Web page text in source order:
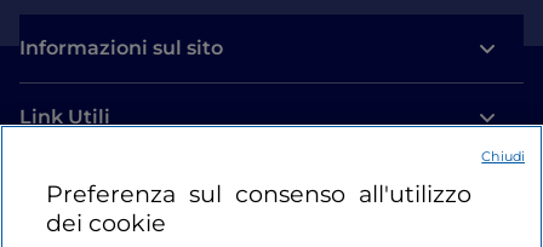
Informazioni sul sito
Link Utili
Login
Restiamo in contatto
Preferenza sul consenso all'utilizzo
dei cookie
Chiudi